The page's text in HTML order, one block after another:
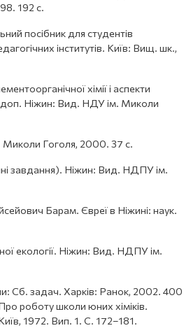
192 с.
посібник для студентів
інститутів. Київ: Вищ. шк.,
хімії і аспекти
доп. Ніжин: Вид. НДУ ім. Миколи
Миколи Гоголя, 2000. 37 с.
завдання). Ніжин: Вид. НДПУ ім.
Барам. Євреї в Ніжині: наук.
екології. Ніжин: Вид. НДПУ ім.
Сб. задач. Харків: Ранок, 2002. 400
роботу школи юних хіміків.
1972. Вип. 1. С. 172–181.